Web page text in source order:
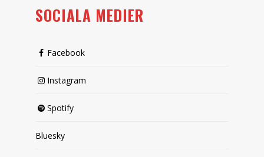
SOCIALA MEDIER
Facebook
Instagram
Spotify
Bluesky